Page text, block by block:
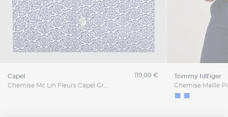
capel
Chemise Mc Lin Fleurs Capel Grande Taille
119,00 € tommy hilfiger